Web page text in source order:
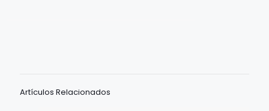
Artículos Relacionados